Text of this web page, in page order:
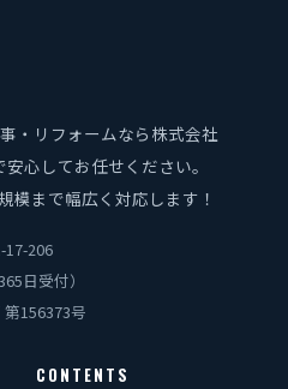
・リフォームなら株式会社
心してお任せください。
模まで幅広く対応します！
17-206
日受付）
156373号
CONTENTS